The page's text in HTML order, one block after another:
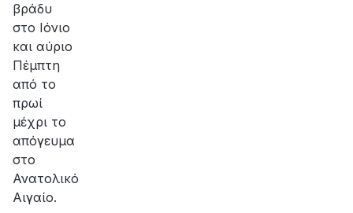
βράδυ
στο Ιόνιο
και αύριο
Πέμπτη
από το
πρωί
μέχρι το
απόγευμα
στο
Ανατολικό
Αιγαίο.